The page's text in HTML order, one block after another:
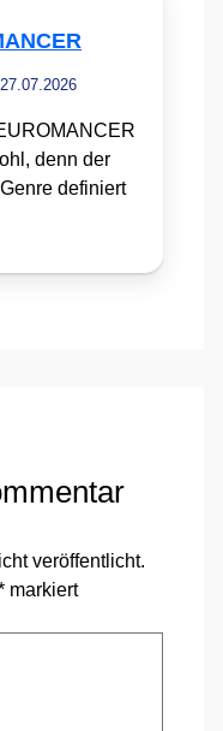
27.07.2026
denn der
definiert
veröffentlicht.
markiert